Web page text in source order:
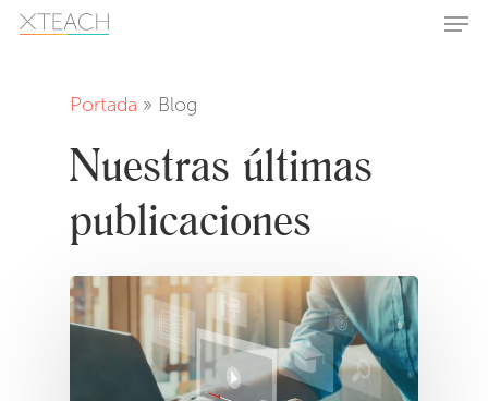
Skip
Portada » Blog
Nuestras últimas
publicaciones